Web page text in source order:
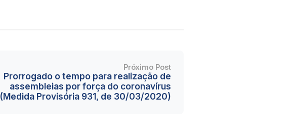
Próximo Post
Prorrogado o tempo para realização de
assembleias por força do coronavírus
(Medida Provisória 931, de 30/03/2020)